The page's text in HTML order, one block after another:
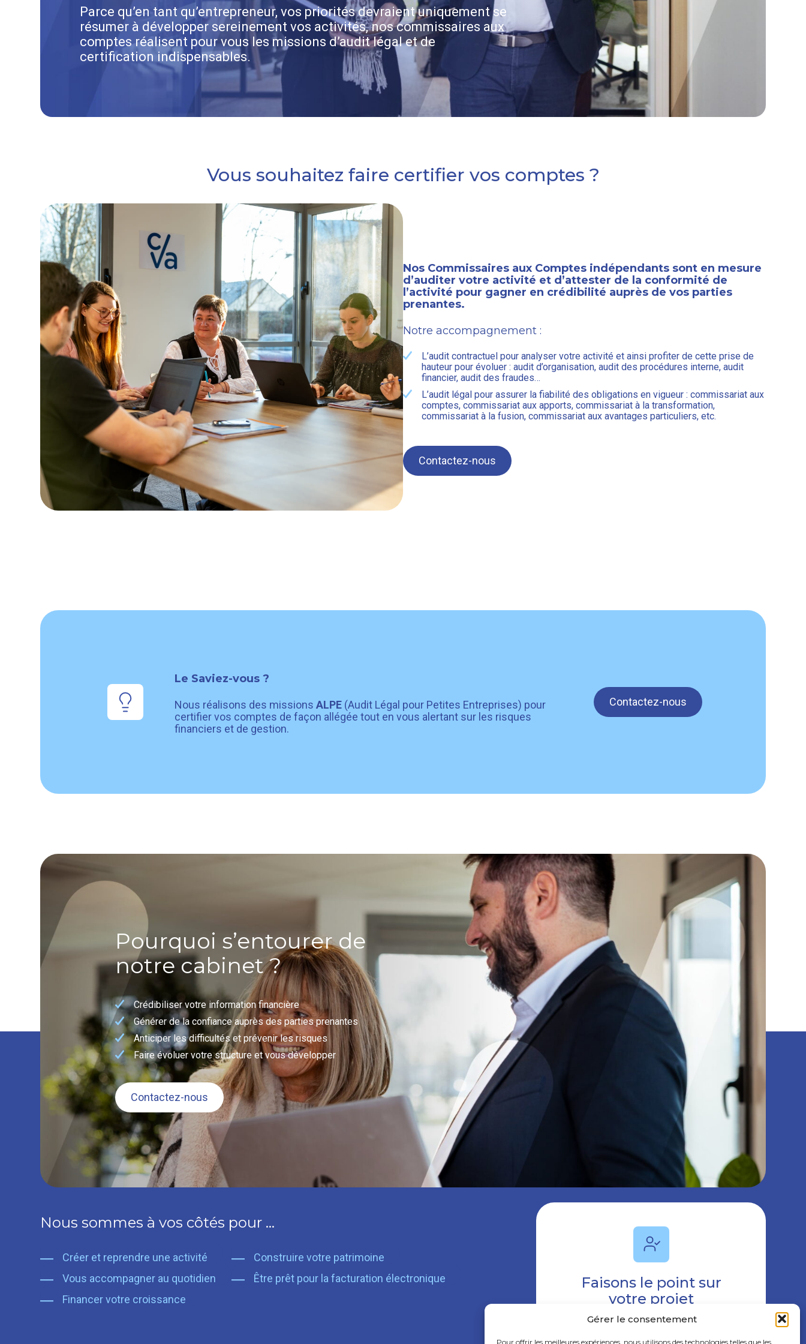
Gérer le consentement
Pour offrir les meilleures expériences, nous utilisons des technologies telles que les
Parce qu’en tant qu’entrepreneur, vos priorités devraient uniquement se
résumer à développer sereinement vos activités, nos commissaires aux
comptes réalisent pour vous les missions d’audit légal et de
certification indispensables.
Vous souhaitez faire certifier vos comptes ?
Nos Commissaires aux Comptes indépendants sont en mesure
d’auditer votre activité et d’attester de la conformité de
l’activité pour gagner en crédibilité auprès de vos parties
prenantes.
Notre accompagnement :
L’audit contractuel pour analyser votre activité et ainsi profiter de cette prise de
hauteur pour évoluer : audit d’organisation, audit des procédures interne, audit
financier, audit des fraudes…
L’audit légal pour assurer la fiabilité des obligations en vigueur : commissariat aux
comptes, commissariat aux apports, commissariat à la transformation,
commissariat à la fusion, commissariat aux avantages particuliers, etc.
Contactez-nous
Le Saviez-vous ?
Nous réalisons des missions ALPE(Audit Légal pour Petites Entreprises) pour
certifier vos comptes de façon allégée tout en vous alertant sur les risques
financiers et de gestion.
Contactez-nous
Pourquoi s’entourer de
notre cabinet ?
Crédibiliser votre information financière
Générer de la confiance auprès des parties prenantes
Anticiper les difficultés et prévenir les risques
Faire évoluer votre structure et vous développer
Contactez-nous
Nous sommes à vos côtés pour …
Créer et reprendre une activité
Vous accompagner au quotidien
Financer votre croissance
Construire votre patrimoine
Être prêt pour la facturation électronique
Faisons le point sur
votre projet